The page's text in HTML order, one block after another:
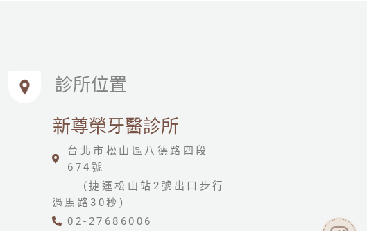
診所位置
新尊榮牙醫診所
台北市松山區八德路四段
674號
(捷運松山站2號出口步行
過馬路30秒)
02-27686006